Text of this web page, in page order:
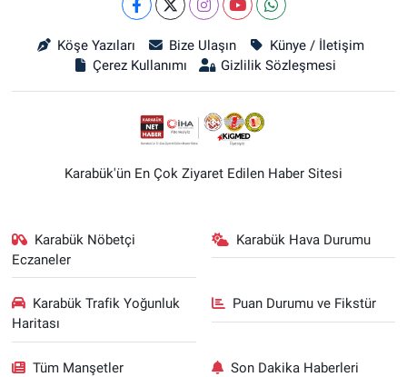
Köşe Yazıları Bize Ulaşın
Künye / İletişim
Çerez Kullanımı
Gizlilik Sözleşmesi
Karabük'ün En Çok Ziyaret Edilen Haber Sitesi
Karabük Nöbetçi
Eczaneler
Karabük Hava Durumu
Karabük Trafik Yoğunluk
Haritası
Puan Durumu ve Fikstür
Tüm Manşetler Son Dakika Haberleri